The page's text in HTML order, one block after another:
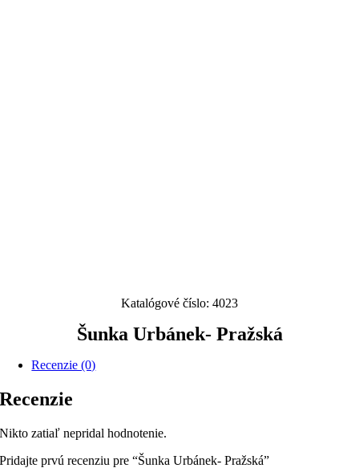
Katalógové číslo: 4023
Šunka Urbánek- Pražská
Recenzie (0)
Recenzie
Nikto zatiaľ nepridal hodnotenie.
Pridajte prvú recenziu pre “Šunka Urbánek- Pražská”